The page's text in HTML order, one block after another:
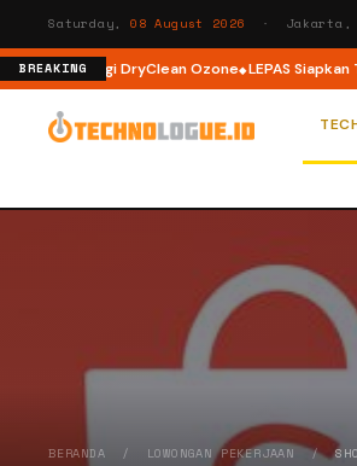
Saturday, 08 August 2026 · Jakarta,
BREAKINGDryClean Ozone LEPAS Siapkan Test
BERANDA / LOWONGAN PEKERJAAN /